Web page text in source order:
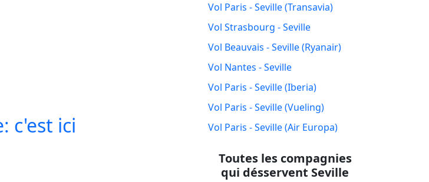
c'est ici
Vol Paris - Seville (Transavia)
Vol Strasbourg - Seville
Vol Beauvais - Seville (Ryanair)
Vol Nantes - Seville
Vol Paris - Seville (Iberia)
Vol Paris - Seville (Vueling)
Vol Paris - Seville (Air Europa)
Toutes les compagnies
qui désservent Seville